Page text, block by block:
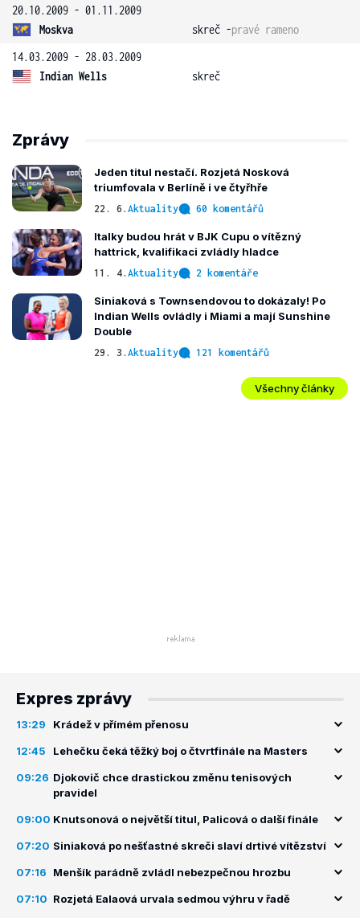
20.10.2009 - 01.11.2009
Moskva
skreč -pravé rameno
14.03.2009 - 28.03.2009
Indian Wells
skreč
Zprávy
Jeden titul nestačí. Rozjetá Nosková
triumfovala v Berlíně i ve čtyřhře
22. 6. Aktuality 60 komentářů
Italky budou hrát v BJK Cupu o vítězný
hattrick, kvalifikaci zvládly hladce
11. 4. Aktuality 2 komentáře
Siniaková s Townsendovou to dokázaly! Po
Indian Wells ovládly i Miami a mají Sunshine
Double
29. 3. Aktuality 121 komentářů
Všechny články
Expres zprávy
13:29 Krádež v přímém přenosu
12:45 Lehečku čeká těžký boj o čtvrtfinále na Masters
09:26 Djokovič chce drastickou změnu tenisových
pravidel
09:00 Knutsonová o největší titul, Palicová o další finále
07:20 Siniaková po nešťastné skreči slaví drtivé vítězství
07:16 Menšík parádně zvládl nebezpečnou hrozbu
07:10 Rozjetá Ealaová urvala sedmou výhru v řadě